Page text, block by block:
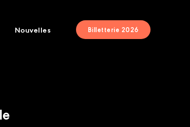
Nouvelles Billetterie 2026